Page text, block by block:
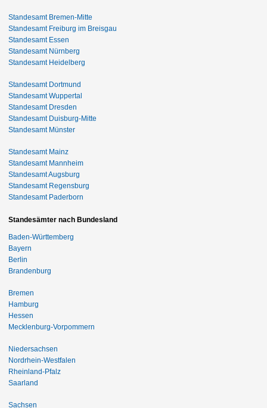
Standesamt Bremen-Mitte
Standesamt Freiburg im Breisgau
Standesamt Essen
Standesamt Nürnberg
Standesamt Heidelberg
Standesamt Dortmund
Standesamt Wuppertal
Standesamt Dresden
Standesamt Duisburg-Mitte
Standesamt Münster
Standesamt Mainz
Standesamt Mannheim
Standesamt Augsburg
Standesamt Regensburg
Standesamt Paderborn
Standesämter nach Bundesland
Baden-Württemberg
Bayern
Berlin
Brandenburg
Bremen
Hamburg
Hessen
Mecklenburg-Vorpommern
Niedersachsen
Nordrhein-Westfalen
Rheinland-Pfalz
Saarland
Sachsen